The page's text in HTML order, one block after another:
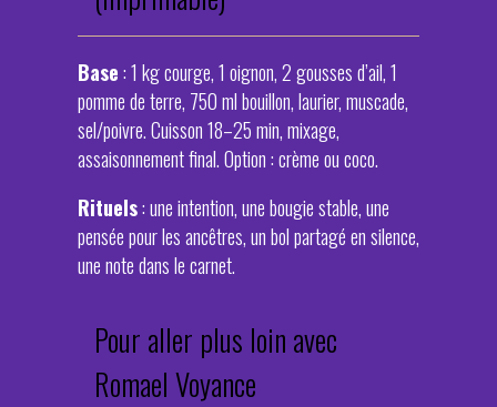
Base: 1 kg courge, 1 oignon, 2 gousses d’ail, 1
pomme de terre, 750 ml bouillon, laurier, muscade,
sel/poivre. Cuisson 18–25 min, mixage,
assaisonnement final. Option : crème ou coco.
Rituels: une intention, une bougie stable, une
pensée pour les ancêtres, un bol partagé en silence,
une note dans le carnet.
Pour aller plus loin avec
Romael Voyance